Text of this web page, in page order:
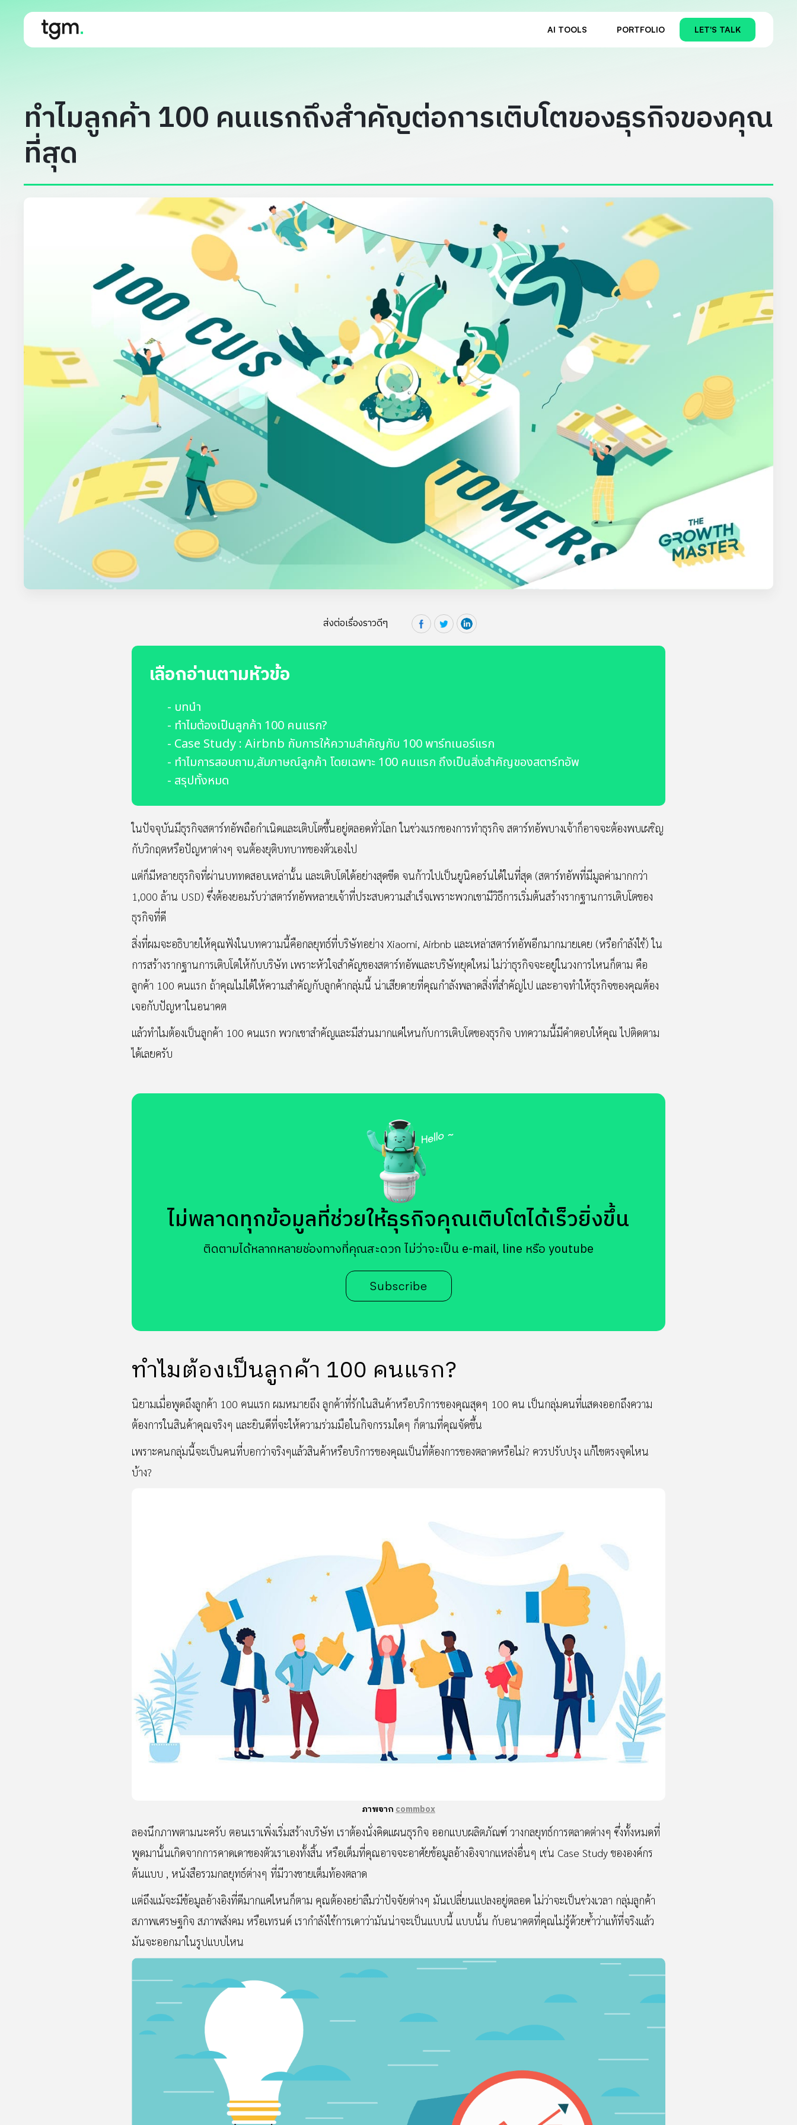
AI TOOLS PORTFOLIO LET'S TALK
ทำไมลูกค้า 100 คนแรกถึงสำคัญต่อการเติบโตของธุรกิจของคุณ
ที่สุด
ส่งต่อเรื่องราวดีๆ
เลือกอ่านตามหัวข้อ
- บทนำ
- ทำไมต้องเป็นลูกค้า 100 คนแรก?
- Case Study : Airbnb กับการให้ความสำคัญกับ 100 พาร์ทเนอร์แรก
- ทำไมการสอบถาม,สัมภาษณ์ลูกค้า โดยเฉพาะ 100 คนแรก ถึงเป็นสิ่งสำคัญของสตาร์ทอัพ
- สรุปทั้งหมด
ในปัจจุบันมีธุรกิจสตาร์ทอัพถือกำเนิดและเติบโตขึ้นอยู่ตลอดทั่วโลก ในช่วงแรกของการทำธุรกิจ สตาร์ทอัพบางเจ้าก็อาจจะต้องพบเผชิญ
กับวิกฤตหรือปัญหาต่างๆ จนต้องยุติบทบาทของตัวเองไป
แต่ก็มีหลายธุรกิจที่ผ่านบททดสอบเหล่านั้น และเติบโตได้อย่างสุดขีด จนก้าวไปเป็นยูนิคอร์นได้ในที่สุด (สตาร์ทอัพที่มีมูลค่ามากกว่า
1,000 ล้าน USD) ซึ่งต้องยอมรับว่าสตาร์ทอัพหลายเจ้าที่ประสบความสำเร็จเพราะพวกเขามีวิธีการเริ่มต้นสร้างรากฐานการเติบโตของ
ธุรกิจที่ดี
สิ่งที่ผมจะอธิบายให้คุณฟังในบทความนี้คือกลยุทธ์ที่บริษัทอย่าง Xiaomi, Airbnb และเหล่าสตาร์ทอัพอีกมากมายเคย (หรือกำลังใช้) ใน
การสร้างรากฐานการเติบโตให้กับบริษัท เพราะหัวใจสำคัญของสตาร์ทอัพและบริษัทยุคใหม่ ไม่ว่าธุรกิจจะอยู่ในวงการไหนก็ตาม คือ
ลูกค้า 100 คนแรก ถ้าคุณไม่ได้ให้ความสำคัญกับลูกค้ากลุ่มนี้ น่าเสียดายที่คุณกำลังพลาดสิ่งที่สำคัญไป และอาจทำให้ธุรกิจของคุณต้อง
เจอกับปัญหาในอนาคต
แล้วทำไมต้องเป็นลูกค้า 100 คนแรก พวกเขาสำคัญและมีส่วนมากแค่ไหนกับการเติบโตของธุรกิจ บทความนี้มีคำตอบให้คุณ ไปติดตาม
ได้เลยครับ
ไม่พลาดทุกข้อมูลที่ช่วยให้ธุรกิจคุณเติบโตได้เร็วยิ่งขึ้น
ติดตามได้หลากหลายช่องทางที่คุณสะดวก ไม่ว่าจะเป็น e-mail, line หรือ youtube
Subscribe
ทำไมต้องเป็นลูกค้า 100 คนแรก?
นิยามเมื่อพูดถึงลูกค้า 100 คนแรก ผมหมายถึง ลูกค้าที่รักในสินค้าหรือบริการของคุณสุดๆ 100 คน เป็นกลุ่มคนที่แสดงออกถึงความ
ต้องการในสินค้าคุณจริงๆ และยินดีที่จะให้ความร่วมมือในกิจกรรมใดๆ ก็ตามที่คุณจัดขึ้น
เพราะคนกลุ่มนี้จะเป็นคนที่บอกว่าจริงๆแล้วสินค้าหรือบริการของคุณเป็นที่ต้องการของตลาดหรือไม่? ควรปรับปรุง แก้ไขตรงจุดไหน
บ้าง?
ภาพจากcommbox
ลองนึกภาพตามนะครับ ตอนเราเพิ่งเริ่มสร้างบริษัท เราต้องนั่งคิดแผนธุรกิจ ออกแบบผลิตภัณฑ์ วางกลยุทธ์การตลาดต่างๆ ซึ่งทั้งหมดที่
พูดมานั้นเกิดจากการคาดเดาของตัวเราเองทั้งสิ้น หรือเต็มที่คุณอาจจะอาศัยข้อมูลอ้างอิงจากแหล่งอื่นๆ เช่น Case Study ขององค์กร
ต้นแบบ , หนังสือรวมกลยุทธ์ต่างๆ ที่มีวางขายเต็มท้องตลาด
แต่ถึงแม้จะมีข้อมูลอ้างอิงที่ดีมากแค่ไหนก็ตาม คุณต้องอย่าลืมว่าปัจจัยต่างๆ มันเปลี่ยนแปลงอยู่ตลอด ไม่ว่าจะเป็นช่วงเวลา กลุ่มลูกค้า
สภาพเศรษฐกิจ สภาพสังคม หรือเทรนด์ เรากำลังใช้การเดาว่ามันน่าจะเป็นแบบนี้ แบบนั้น กับอนาคตที่คุณไม่รู้ด้วยซ้ำว่าแท้ที่จริงแล้ว
มันจะออกมาในรูปแบบไหน